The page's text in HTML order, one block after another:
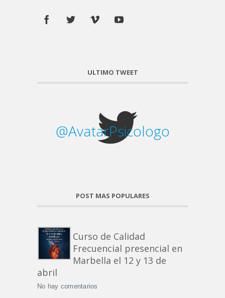
ULTIMO TWEET
@AvatarPsicologo
POST MAS POPULARES
Curso de Calidad
Frecuencial presencial en
Marbella el 12 y 13 de
abril
No hay comentarios